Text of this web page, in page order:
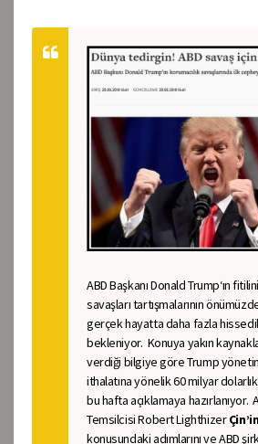
ABD Başkanı Donald Trump‘ın
savaşları tartışmalarının
gerçek hayatta daha fazla
bekleniyor. Konuya yakın
verdiği bilgiye göre Trump
ithalatına yönelik 60 milyar
bu hafta açıklamaya hazırlanıyor.
Temsilcisi Robert Lighthizer
konusundaki adımlarını ve ABD